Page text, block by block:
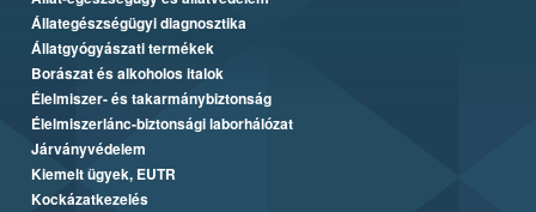
Állategészségügyi diagnosztika
Állatgyógyászati termékek
Borászat és alkoholos italok
Élelmiszer- és takarmánybiztonság
Élelmiszerlánc-biztonsági laborhálózat
Járványvédelem
Kiemelt ügyek, EUTR
Kockázatkezelés